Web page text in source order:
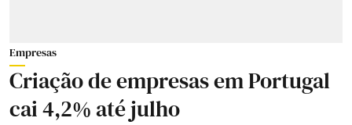
Empresas
Criação de empresas em Portugal
cai 4,2% até julho